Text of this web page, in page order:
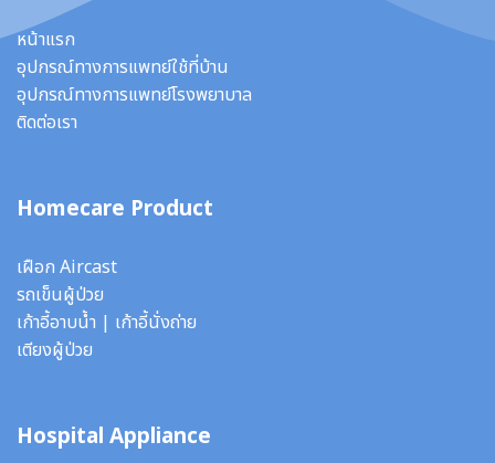
หน้าแรก
อุปกรณ์ทางการแพทย์ใช้ที่บ้าน
อุปกรณ์ทางการแพทย์โรงพยาบาล
ติดต่อเรา
Homecare Product
เฝือก Aircast
รถเข็นผู้ป่วย
เก้าอี้อาบน้ำ | เก้าอี้นั่งถ่าย
เตียงผู้ป่วย
Hospital Appliance